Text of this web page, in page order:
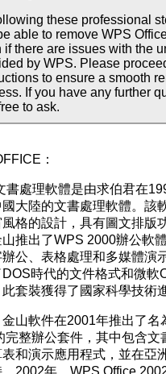
these professional
able to remove WPS
if there are issues with the
by WPS. Please
to ensure a smooth
If you have any further
to ask.
：
書處理軟體是由求伯君在
大陸的文書處理軟體。該
格的設計，具有圖文排版
推出了WPS 2000辦公軟
辦公、表格處理和多媒體演
時代的文件格式和微軟
套裝獲得了國家科學技術
金山軟件在2001年推出了名
完整辦公套件，其中包含文
和演示應用程式，並在亞
。2002年，WPS Office